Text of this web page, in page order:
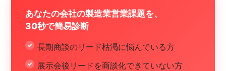
あなたの会社の製造業営業課題を、
30秒で簡易診断
長期商談のリード枯渇に悩んでいる方
展示会後リードを商談化できていない方